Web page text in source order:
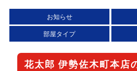
お知らせ
部屋タイプ
花太郎 伊勢佐木町本店